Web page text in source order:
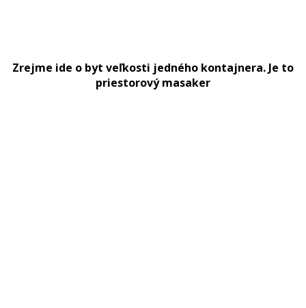
Zrejme ide o byt veľkosti jedného kontajnera. Je to
priestorový masaker